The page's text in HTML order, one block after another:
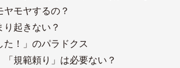
モヤするの？
起きない？
！」のパラドクス
規範頼り」は必要ない？